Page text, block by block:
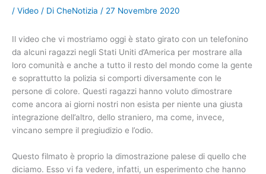
/ Video / Di CheNotizia / 27 Novembre 2020
Il video che vi mostriamo oggi è stato girato con un telefonino
da alcuni ragazzi negli Stati Uniti d’America per mostrare alla
loro comunità e anche a tutto il resto del mondo come la gente
e soprattutto la polizia si comporti diversamente con le
persone di colore. Questi ragazzi hanno voluto dimostrare
come ancora ai giorni nostri non esista per niente una giusta
integrazione dell’altro, dello straniero, ma come, invece,
vincano sempre il pregiudizio e l’odio.
Questo filmato è proprio la dimostrazione palese di quello che
diciamo. Esso vi fa vedere, infatti, un esperimento che hanno